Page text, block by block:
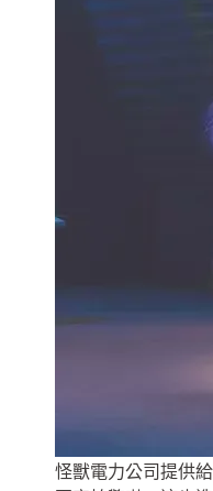
怪獸電力公司提供